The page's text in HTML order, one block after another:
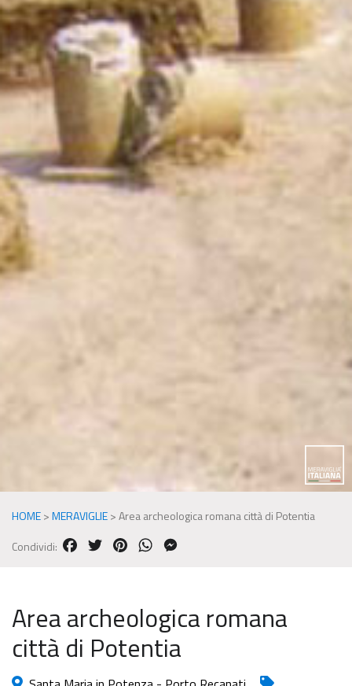
HOME>MERAVIGLIE>Area archeologica romana città di Potentia
Condividi:
FACEBOOK
TWITTERPINTERESTWHATSAPP
Area archeologica romana
città di Potentia